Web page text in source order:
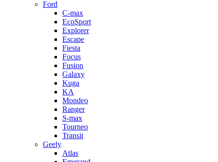
Ford
C-max
EcoSport
Explorer
Escape
Fiesta
Focus
Fusion
Galaxy
Kuga
KA
Mondeo
Ranger
S-max
Tourneo
Transit
Geely
Atlas